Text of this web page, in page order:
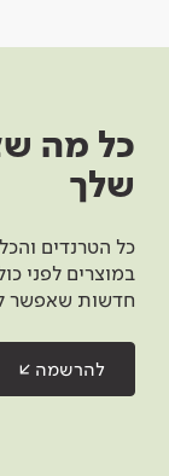
כל מה
שלך
כל הטרנדים
במוצרים לפני
חדשות שאפשר
להרשמה